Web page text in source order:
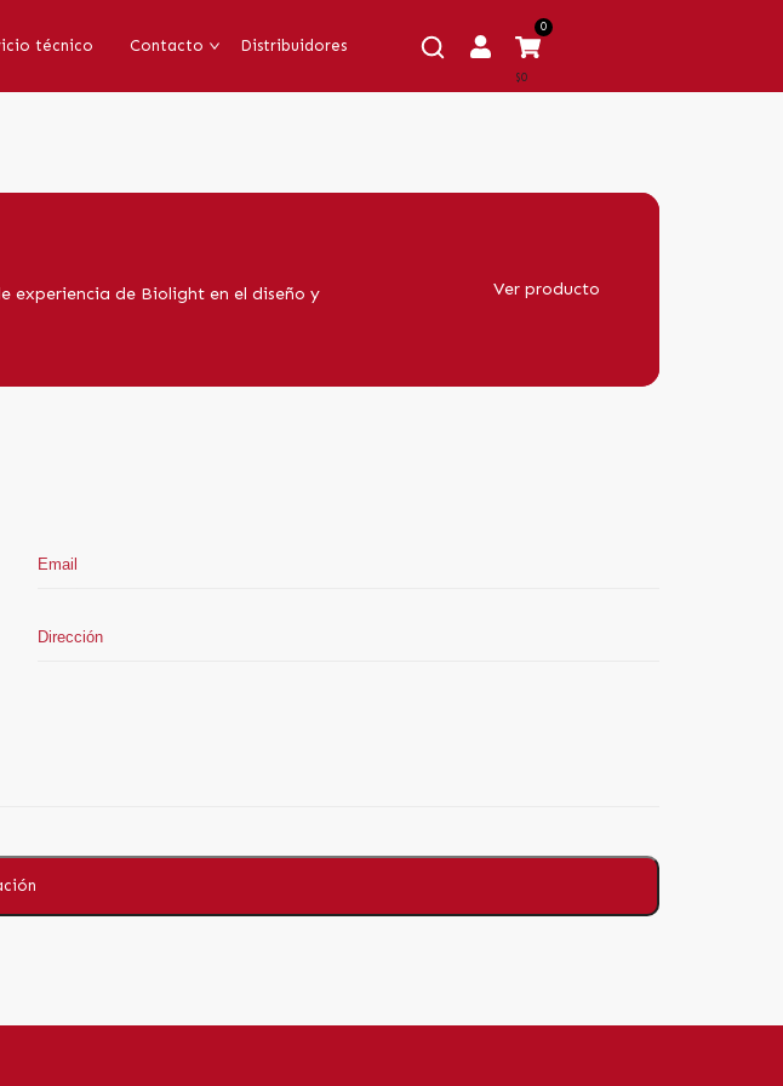
técnico Contacto Distribuidores
0
$0
experiencia de Biolight en el diseño y
Ver producto